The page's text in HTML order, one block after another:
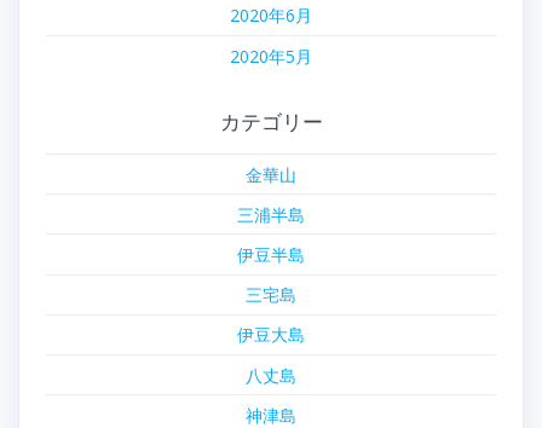
2020年6月
2020年5月
カテゴリー
金華山
三浦半島
伊豆半島
三宅島
伊豆大島
八丈島
神津島